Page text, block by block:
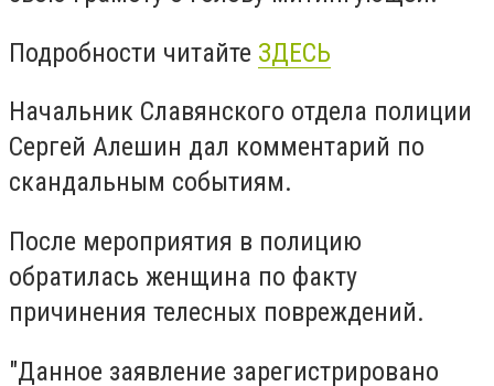
Подробности читайте ЗДЕСЬ
Начальник Славянского отдела полиции
Сергей Алешин дал комментарий по
скандальным событиям.
После мероприятия в полицию
обратилась женщина по факту
причинения телесных повреждений.
"Данное заявление зарегистрировано